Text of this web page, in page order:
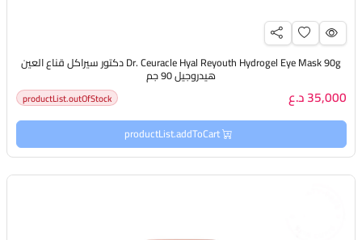
Dr. Ceuracle Hyal Reyouth Hydrogel Eye Mask 90g دكتور سيراكل قناع العين
هيدروجيل 90 جم
35,000 د.ع productList.outOfStock
productList.addToCart